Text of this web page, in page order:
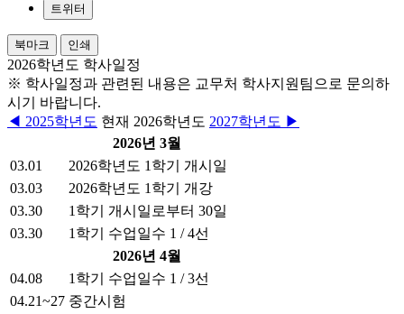
트위터
북마크 인쇄
2026학년도 학사일정
※ 학사일정과 관련된 내용은 교무처 학사지원팀으로 문의하
시기 바랍니다.
◀ 2025학년도 현재 2026학년도 2027학년도 ▶
2026년 3월
03.01
2026학년도 1학기 개시일
03.03
2026학년도 1학기 개강
03.30
1학기 개시일로부터 30일
03.30
1학기 수업일수 1 / 4선
2026년 4월
04.08
1학기 수업일수 1 / 3선
04.21~27 중간시험